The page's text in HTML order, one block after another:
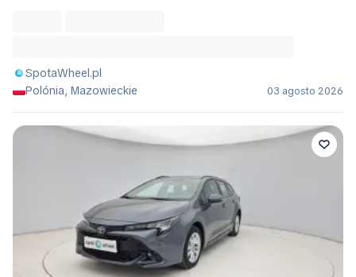
SpotaWheel.pl
Polónia, Mazowieckie
03 agosto 2026